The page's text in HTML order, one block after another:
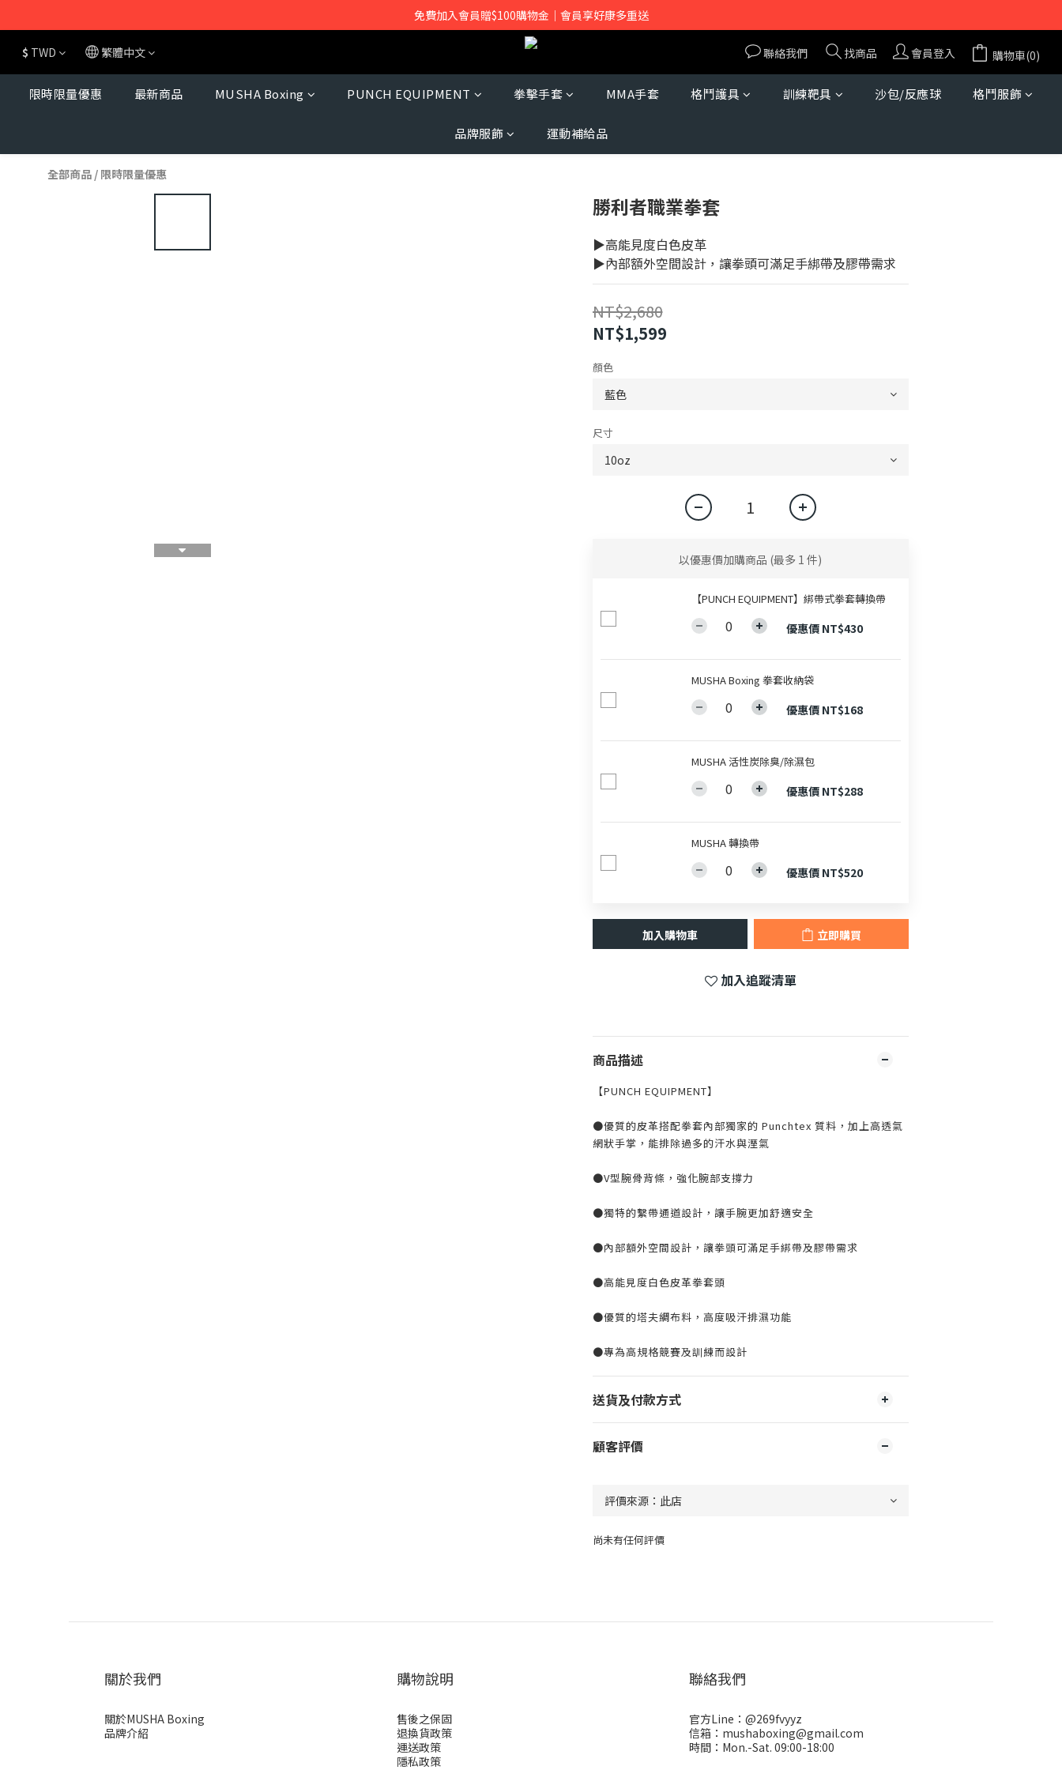
免費加入會員贈$100購物金｜會員享好康多重送
$ TWD 繁體中文 聯絡我們 找商品 會員登入 購物車(0)
限時限量優惠 最新商品 MUSHA Boxing PUNCH EQUIPMENT 拳擊手套 MMA手套 格鬥護具 訓練靶具 沙包/反應球 格鬥服飾
品牌服飾 運動補給品
全部商品 / 限時限量優惠
勝利者職業拳套
▶高能見度白色皮革
▶內部額外空間設計，讓拳頭可滿足手綁帶及膠帶需求
NT$2,680
NT$1,599
顏色
尺寸
以優惠價加購商品 (最多 1 件)
【PUNCH EQUIPMENT】綁帶式拳套轉換帶
優惠價 NT$430
MUSHA Boxing 拳套收納袋
優惠價 NT$168
MUSHA 活性炭除臭/除濕包
優惠價 NT$288
MUSHA 轉換帶
優惠價 NT$520
加入購物車 立即購買
加入追蹤清單
商品描述
【PUNCH EQUIPMENT】
●優質的皮革搭配拳套內部獨家的 Punchtex 質料，加上高透氣
網狀手掌，能排除過多的汗水與溼氣
●V型腕骨背條，強化腕部支撐力
●獨特的繫帶通道設計，讓手腕更加舒適安全
●內部額外空間設計，讓拳頭可滿足手綁帶及膠帶需求
●高能見度白色皮革拳套頭
●優質的塔夫綢布料，高度吸汗排濕功能
●專為高規格競賽及訓練而設計
送貨及付款方式
顧客評價
尚未有任何評價
關於我們
關於MUSHA Boxing
品牌介紹
購物說明
售後之保固
退換貨政策
運送政策
隱私政策
聯絡我們
官方Line： @269fvyyz
信箱：mushaboxing@gmail.com
時間：Mon.-Sat. 09:00-18:00